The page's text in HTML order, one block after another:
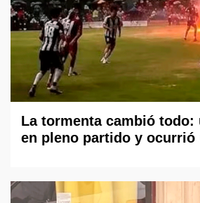
La tormenta cambió todo:
en pleno partido y ocurrió